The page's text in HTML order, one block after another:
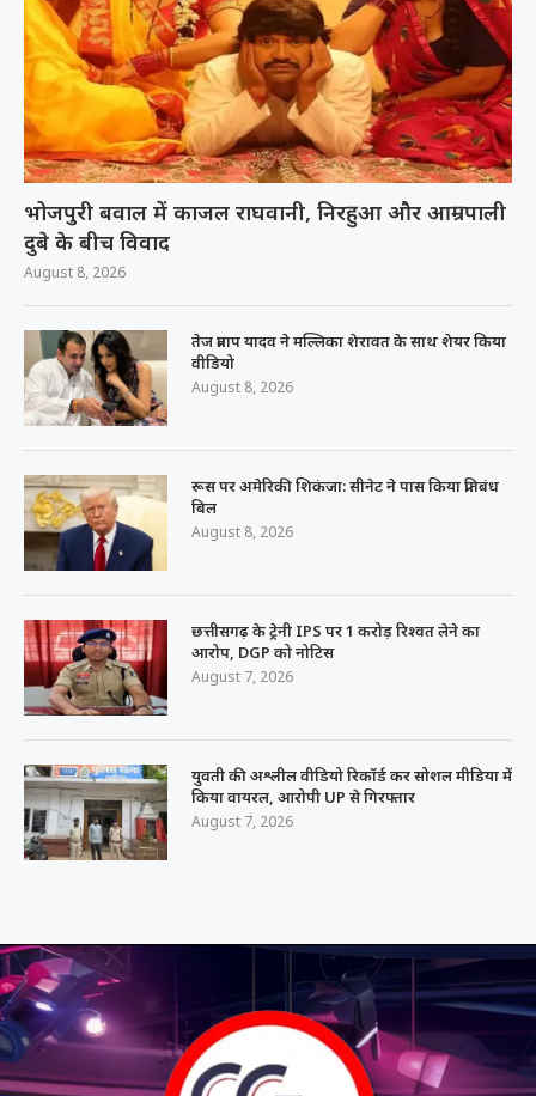
भोजपुरी बवाल में काजल राघवानी, निरहुआ और आम्रपाली
दुबे के बीच विवाद
August 8, 2026
तेज प्रताप यादव ने मल्लिका शेरावत के साथ शेयर किया
वीडियो
August 8, 2026
रूस पर अमेरिकी शिकंजा: सीनेट ने पास किया प्रतिबंध
बिल
August 8, 2026
छत्तीसगढ़ के ट्रेनी IPS पर 1 करोड़ रिश्वत लेने का
आरोप, DGP को नोटिस
August 7, 2026
युवती की अश्लील वीडियो रिकॉर्ड कर सोशल मीडिया में
किया वायरल, आरोपी UP से गिरफ्तार
August 7, 2026